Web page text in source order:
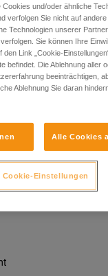
und/oder ähnliche
verfolgen Sie nicht auf
Technologien unserer
Sie können Ihre
den Link „Cookie-
befindet. Die Ablehnung aller
beeinträchtigen,
Ablehnung Sie daran
Alle Cookies
Cookie-Einstellungen